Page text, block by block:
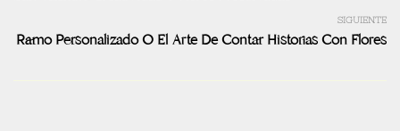
SIGUIENTE
Ramo Personalizado O El Arte De Contar Historias Con Flores